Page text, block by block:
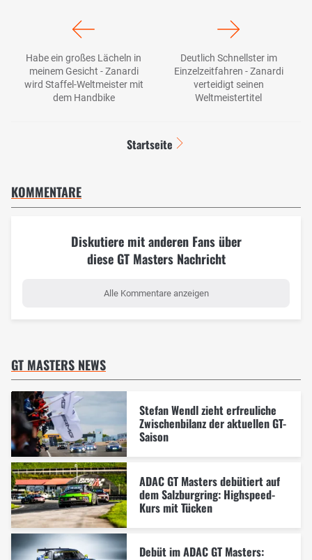
Habe ein großes Lächeln in
meinem Gesicht - Zanardi
wird Staffel-Weltmeister mit
dem Handbike
Deutlich Schnellster im
Einzelzeitfahren - Zanardi
verteidigt seinen
Weltmeistertitel
Startseite
KOMMENTARE
Diskutiere mit anderen Fans über
diese GT Masters Nachricht
Alle Kommentare anzeigen
GT MASTERS NEWS
Stefan Wendl zieht erfreuliche
Zwischenbilanz der aktuellen GT-
Saison
ADAC GT Masters debütiert auf
dem Salzburgring: Highspeed-
Kurs mit Tücken
Debüt im ADAC GT Masters: